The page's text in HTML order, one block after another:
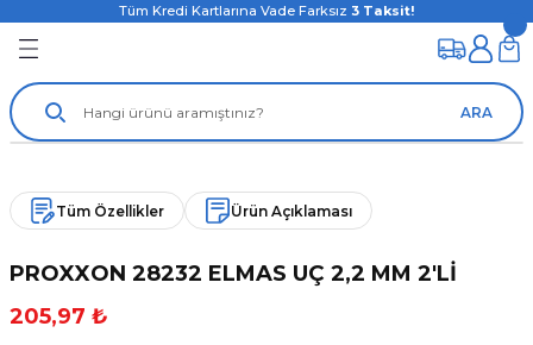
Tüm Kredi Kartlarına Vade Farksız 3 Taksit!
ARA
Tüm Özellikler Ürün Açıklaması
PROXXON 28232 ELMAS UÇ 2,2 MM 2'Lİ
205,97 ₺